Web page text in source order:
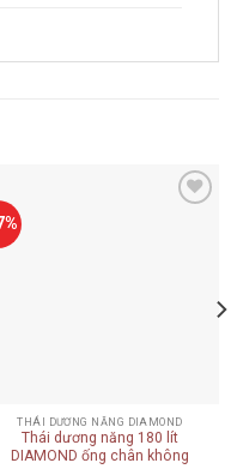
THÁI DƯƠNG NĂNG DIAMOND
Thái dương năng 180 lít
DIAMOND ống chân không